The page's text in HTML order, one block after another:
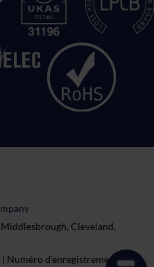
Cleveland,
Numéro d'enregistrement :